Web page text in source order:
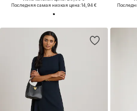
Последняя самая низкая цена:14,94 €